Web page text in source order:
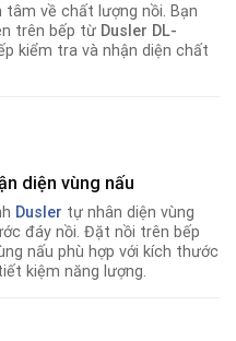
tâm về chất lượng nồi. Bạn
trên bếp từ Dusler DL-
kiểm tra và nhận diện chất
diện vùng nấu
Dusler tự nhân diện vùng
đáy nồi. Đặt nồi trên bếp
nấu phù hợp với kích thước
kiệm năng lượng.